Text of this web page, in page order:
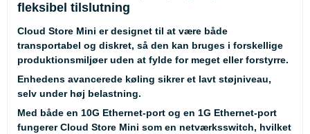
fleksibel tilslutning
Cloud Store Mini er designet til at være både
transportabel og diskret, så den kan bruges i forskellige
produktionsmiljøer uden at fylde for meget eller forstyrre.
Enhedens avancerede køling sikrer et lavt støjniveau,
selv under høj belastning.
Med både en 10G Ethernet-port og en 1G Ethernet-port
fungerer Cloud Store Mini som en netværksswitch, hvilket